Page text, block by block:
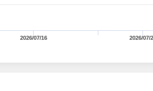
2026/07/16 2026/07/